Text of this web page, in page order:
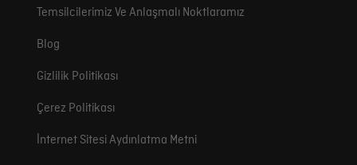
Temsilcilerimiz Ve Anlaşmalı Noktlaramız
Blog
Gizlilik Politikası
Çerez Politikası
İnternet Sitesi Aydınlatma Metni